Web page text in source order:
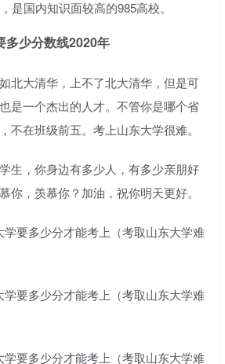
是国内知识面较高的985高校。
多少分数线2020年
北大清华，上不了北大清华，但是可
是一个杰出的人才。不管你是哪个省
不在班级前五。考上山东大学很难。
生，你身边有多少人，有多少亲朋好
你，羡慕你？加油，祝你明天更好。